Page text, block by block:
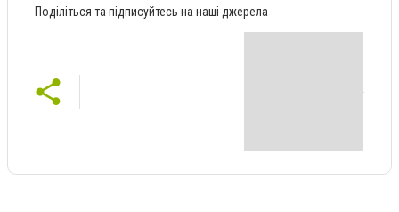
Поділіться та підписуйтесь на наші джерела